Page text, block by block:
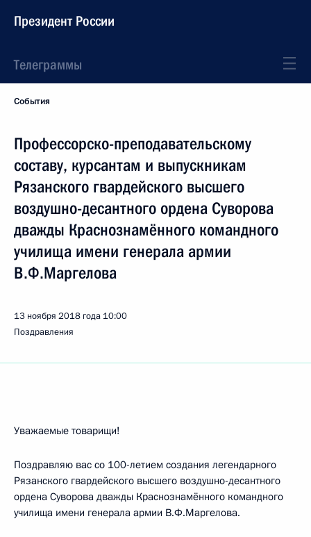
Президент России
Телеграммы
События
Профессорско-преподавательскому
составу, курсантам и выпускникам
Рязанского гвардейского высшего
воздушно-десантного ордена Суворова
дважды Краснознамённого командного
училища имени генерала армии
В.Ф.Маргелова
13 ноября 2018 года 10:00
Поздравления
Уважаемые товарищи!
Поздравляю вас со 100-летием создания легендарного
Рязанского гвардейского высшего воздушно-десантного
ордена Суворова дважды Краснознамённого командного
училища имени генерала армии В.Ф.Маргелова.